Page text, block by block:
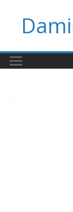
content